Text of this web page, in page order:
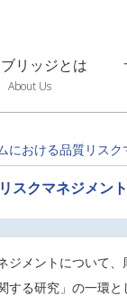
リッジとは
About Us
における品質リス
スクマネジメン
ジメントについて
する研究」の一環